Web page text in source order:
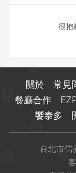
很抱
關於 常見
餐廳合作
饗泰多
台北市信